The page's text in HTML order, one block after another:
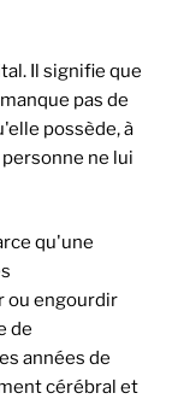
Il signifie que
pas de
possède, à
ne lui
qu'une
ou engourdir
de
années de
cérébral et